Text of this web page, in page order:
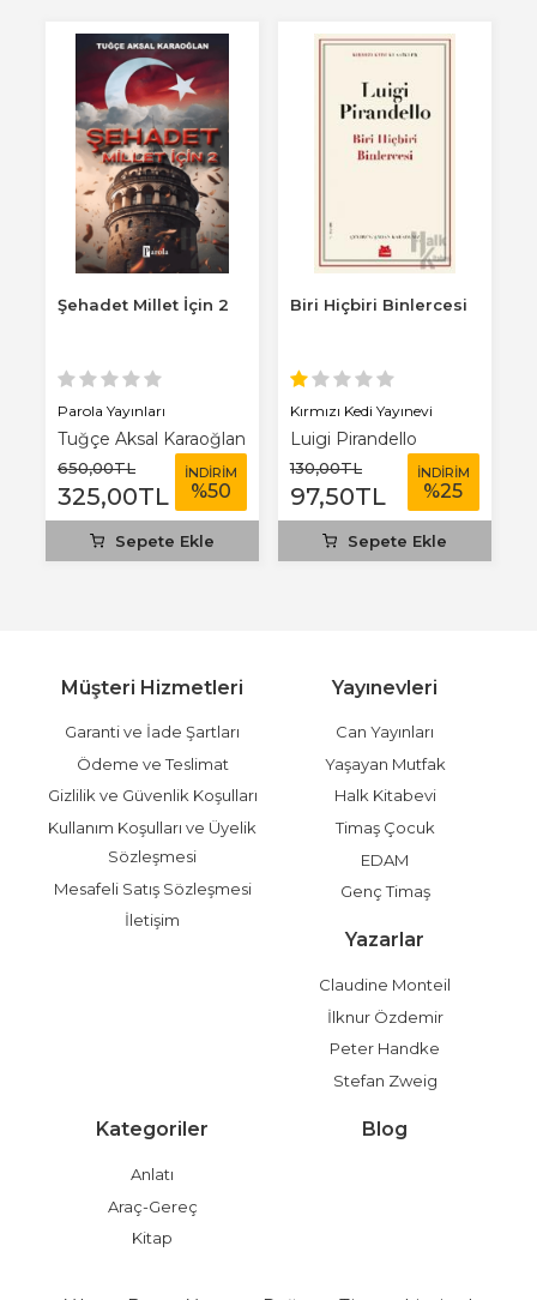
Şehadet Millet İçin 2
Parola Yayınları
Tuğçe Aksal Karaoğlan
650,00TL
325,00TL
İNDİRİM
%50
Sepete Ekle
Biri Hiçbiri Binlercesi
Kırmızı Kedi Yayınevi
Luigi Pirandello
130,00TL
97,50TL
İNDİRİM
%25
Sepete Ekle
Müşteri Hizmetleri
Garanti ve İade Şartları
Ödeme ve Teslimat
Gizlilik ve Güvenlik Koşulları
Kullanım Koşulları ve Üyelik
Sözleşmesi
Mesafeli Satış Sözleşmesi
İletişim
Yayınevleri
Can Yayınları
Yaşayan Mutfak
Halk Kitabevi
Timaş Çocuk
EDAM
Genç Timaş
Yazarlar
Claudine Monteil
İlknur Özdemir
Peter Handke
Stefan Zweig
Kategoriler
Anlatı
Araç-Gereç
Kitap
Blog